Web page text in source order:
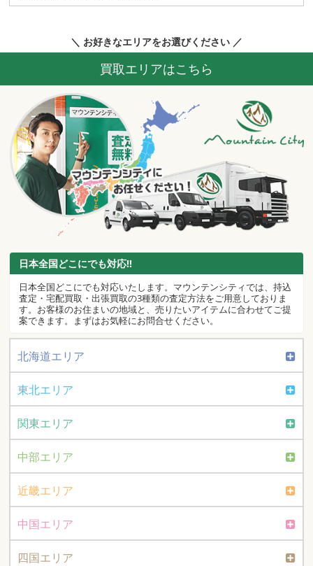
＼ お好きなエリアをお選びください ／
買取エリアはこちら
日本全国どこにでも対応!!
日本全国どこにでも対応いたします。マウンテンシティでは、持込
査定・宅配買取・出張買取の3種類の査定方法をご用意しておりま
す。お客様のお住まいの地域と、売りたいアイテムに合わせてご提
案できます。まずはお気軽にお問合せください。
北海道エリア
東北エリア
関東エリア
中部エリア
近畿エリア
中国エリア
四国エリア